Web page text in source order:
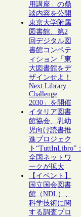
用講座」の鼎
談内容を公開
東京大学附属
図書館、第2
回デジタル図
書館コンペテ
ィション「東
大図書館をデ
ザインせよ！
Next Library
Challenge
2030」を開催
イタリア図書
館協会、乳幼
児向け読書推
進プロジェク
ト“TuttInLibro”：
全国ネットワ
ークが拡大
【イベント】
国立国会図書
館（NDL）、
科学技術に関
する調査プロ